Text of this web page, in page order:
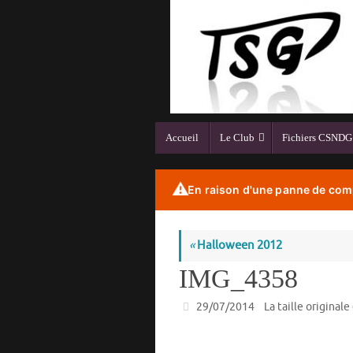
Accueil Le Club Fichiers CSNDG
⚠️En raison d'une panne de
«Halloween 2012
IMG_4358
29/07/2014 La taille